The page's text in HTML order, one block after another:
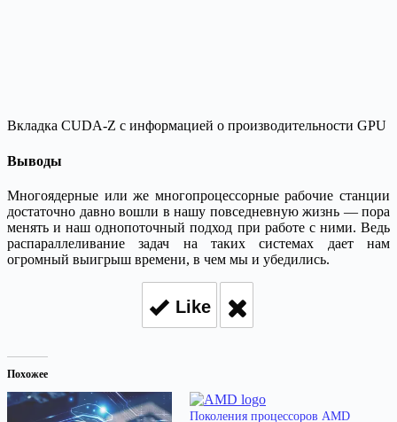
Вкладка CUDA-Z с информацией о производительности GPU
Выводы
Многоядерные или же многопроцессорные рабочие станции
достаточно давно вошли в нашу повседневную жизнь — пора
менять и наш однопоточный подход при работе с ними. Ведь
распараллеливание задач на таких системах дает нам
огромный выигрыш времени, в чем мы и убедились.
Like
Похожее
Поколения процессоров AMD